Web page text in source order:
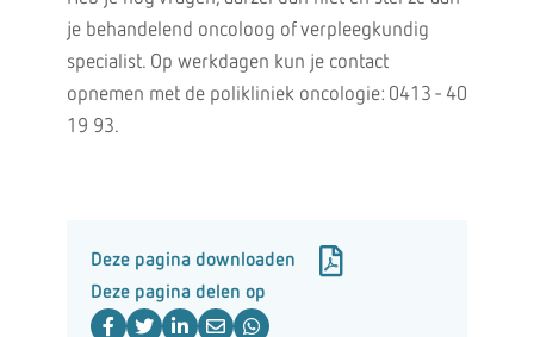
je behandelend oncoloog of verpleegkundig
specialist. Op werkdagen kun je contact
opnemen met de polikliniek oncologie: 0413 - 40
19 93.
Deze pagina downloaden
Deze pagina delen op